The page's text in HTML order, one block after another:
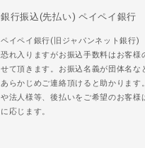
銀行振込(先払い) ペイペイ銀行
ペイペイ銀行(旧ジャパンネット銀行)
恐れ入りますがお振込手数料はお客様
せて頂きます。お振込名義が団体名な
あらかじめご連絡頂けると助かります
や法人様等、後払いをご希望のお客様
に応じます。